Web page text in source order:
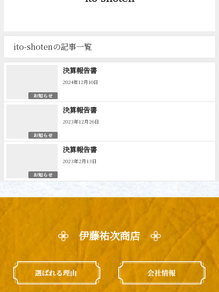
ito-shotenの記事一覧
お知らせ
決算報告書
2024年12月10日
お知らせ
決算報告書
2023年12月26日
お知らせ
決算報告書
2023年2月13日
伊藤祐次商店